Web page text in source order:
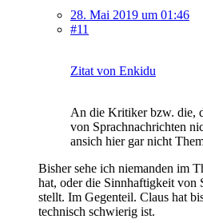
28. Mai 2019 um 01:46
#11
Zitat von Enkidu
An die Kritiker bzw. die,
von Sprachnachrichten
ansich hier gar nicht
Bisher sehe ich niemanden im
hat, oder die Sinnhaftigkeit von
stellt. Im Gegenteil. Claus hat
technisch schwierig ist.